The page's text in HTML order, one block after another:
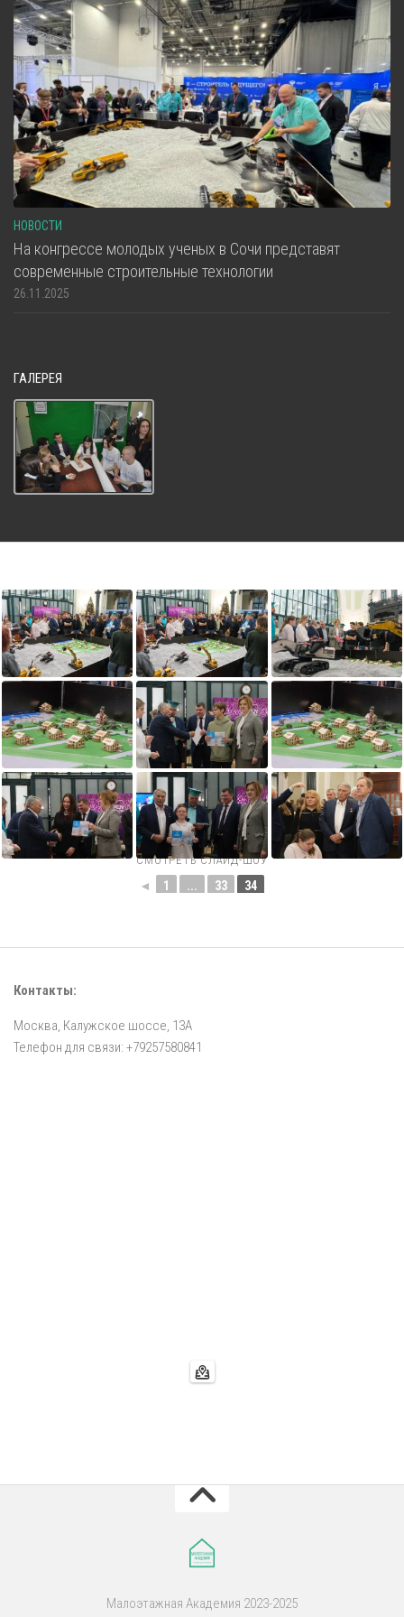
НОВОСТИ
На конгрессе молодых ученых в Сочи представят
современные строительные технологии
26.11.2025
ГАЛЕРЕЯ
СМОТРЕТЬ СЛАЙД-ШОУ
◄ 1 ... 33 34
Контакты:
Москва, Калужское шоссе, 13А
Телефон для связи: +79257580841
Малоэтажная Академия 2023-2025